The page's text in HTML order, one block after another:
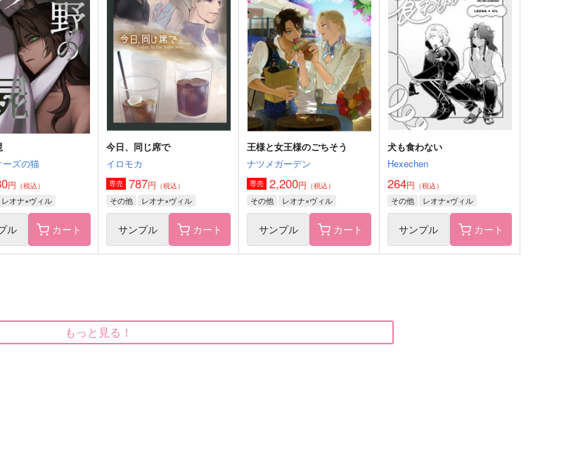
THE DAWN3 朝
、手の中にこころ
こぼれる
（税込）
アシリパ
ル 作品詳細
尾勇イラストカード
灰色偏光
157円（税込）
尾形百之助×花沢勇作
サンプル 作品詳細
異母兄弟クリアカード
灰色偏光
315円（税込）
尾形百之助
サンプル 作品詳細
朝焼けがくれた恋
やわもちばたー
円（税込）
神名雪風×浜咲楓
サンプル 作品詳細
究所
距離ヒトひとりぶん
hole fall
hole fall
hole fall
ズの猫
円 （税込）
レオナ×ヴィル
ル カート
今日、同じ席で
イロモカ
専売 787円 （税込）
その他 レオナ×ヴィル
サンプル カート
王様と女王様のごちそう
ナツメガーデン
専売 2,200円 （税込）
その他 レオナ×ヴィル
サンプル カート
犬も食わない
Hexechen
264円 （税込）
その他 レオナ×ヴィル
サンプル カート
もっと見る！